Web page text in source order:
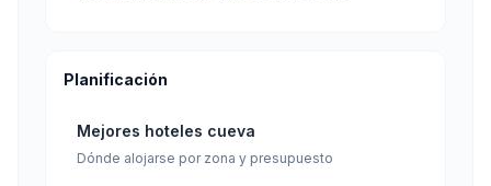
Planificación
Mejores hoteles cueva
Dónde alojarse por zona y presupuesto